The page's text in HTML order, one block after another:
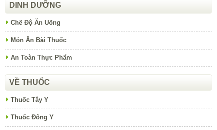
DINH DƯỠNG
Chế Độ Ăn Uống
Món Ăn Bài Thuốc
An Toàn Thực Phẩm
VỀ THUỐC
Thuốc Tây Y
Thuốc Đông Y